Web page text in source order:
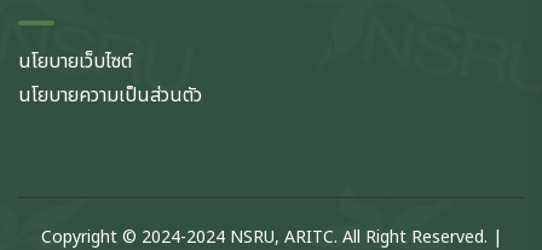
นโยบายเว็บไซต์
นโยบายความเป็นส่วนตัว
Copyright © 2024-2024 NSRU, ARITC. All Right Reserved. |